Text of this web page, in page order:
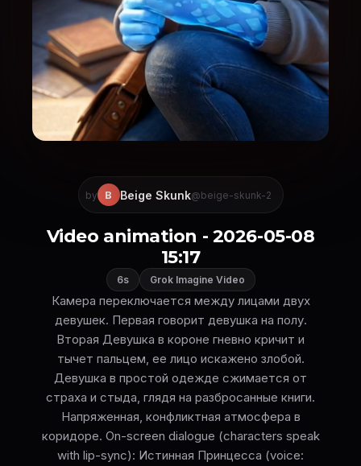
by B Beige Skunk@beige-skunk-2
Video animation - 2026-05-08
15:17
6s Grok Imagine Video
Камера переключается между лицами двух
девушек. Первая говорит девушка на полу.
Вторая Девушка в короне гневно кричит и
тычет пальцем, ее лицо искажено злобой.
Девушка в простой одежде сжимается от
страха и стыда, глядя на разбросанные книги.
Напряженная, конфликтная атмосфера в
коридоре. On-screen dialogue (characters speak
with lip-sync): Истинная Принцесса (voice: